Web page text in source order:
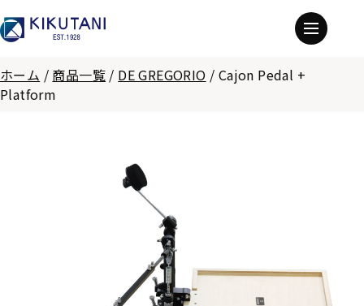
ホーム / 商品一覧 / DE GREGORIO / Cajon Pedal +
Platform